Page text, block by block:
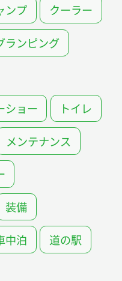
ンプ クーラー
ランピング
ショー トイレ
メンテナンス
装備
中泊 道の駅